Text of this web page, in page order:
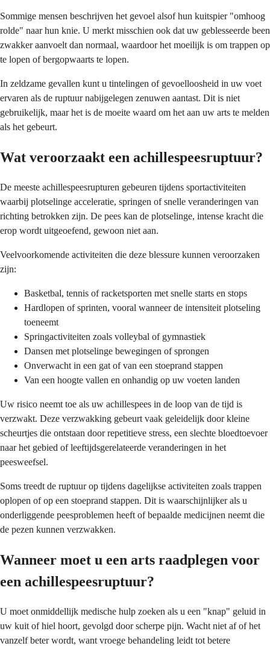
Sommige mensen beschrijven het gevoel alsof hun kuitspier "omhoog
rolde" naar hun knie. U merkt misschien ook dat uw geblesseerde been
zwakker aanvoelt dan normaal, waardoor het moeilijk is om trappen op
te lopen of bergopwaarts te lopen.
In zeldzame gevallen kunt u tintelingen of gevoelloosheid in uw voet
ervaren als de ruptuur nabijgelegen zenuwen aantast. Dit is niet
gebruikelijk, maar het is de moeite waard om het aan uw arts te melden
als het gebeurt.
Wat veroorzaakt een achillespeesruptuur?
De meeste achillespeesrupturen gebeuren tijdens sportactiviteiten
waarbij plotselinge acceleratie, springen of snelle veranderingen van
richting betrokken zijn. De pees kan de plotselinge, intense kracht die
erop wordt uitgeoefend, gewoon niet aan.
Veelvoorkomende activiteiten die deze blessure kunnen veroorzaken
zijn:
Basketbal, tennis of racketsporten met snelle starts en stops
Hardlopen of sprinten, vooral wanneer de intensiteit plotseling
toeneemt
Springactiviteiten zoals volleybal of gymnastiek
Dansen met plotselinge bewegingen of sprongen
Onverwacht in een gat of van een stoeprand stappen
Van een hoogte vallen en onhandig op uw voeten landen
Uw risico neemt toe als uw achillespees in de loop van de tijd is
verzwakt. Deze verzwakking gebeurt vaak geleidelijk door kleine
scheurtjes die ontstaan door repetitieve stress, een slechte bloedtoevoer
naar het gebied of leeftijdsgerelateerde veranderingen in het
peesweefsel.
Soms treedt de ruptuur op tijdens dagelijkse activiteiten zoals trappen
oplopen of op een stoeprand stappen. Dit is waarschijnlijker als u
onderliggende peesproblemen heeft of bepaalde medicijnen neemt die
de pezen kunnen verzwakken.
Wanneer moet u een arts raadplegen voor
een achillespeesruptuur?
U moet onmiddellijk medische hulp zoeken als u een "knap" geluid in
uw kuit of hiel hoort, gevolgd door scherpe pijn. Wacht niet af of het
vanzelf beter wordt, want vroege behandeling leidt tot betere